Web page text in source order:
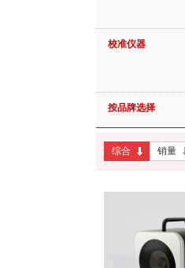
校准仪器
按品牌选择
综合 销量